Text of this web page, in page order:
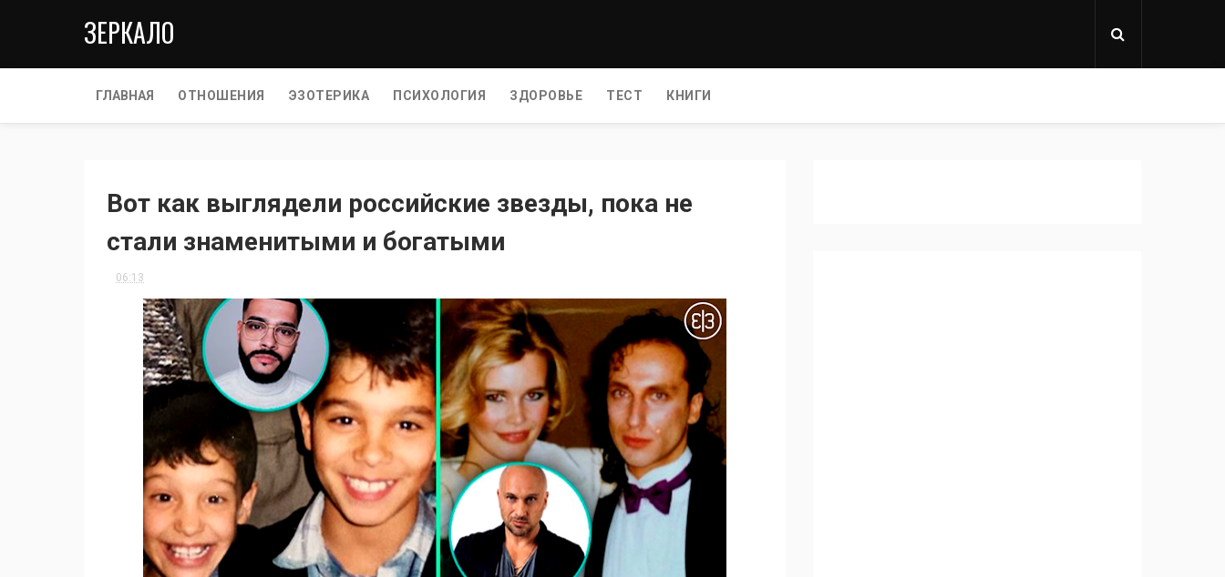
ЗЕРКАЛО
ГЛАВНАЯ ОТНОШЕНИЯ ЭЗОТЕРИКА ПСИХОЛОГИЯ ЗДОРОВЬЕ ТЕСТ КНИГИ
Вот как выглядели российские звезды, пока не
стали знаменитыми и богатыми
06:13